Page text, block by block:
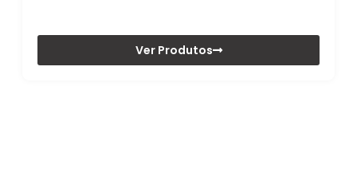
Ver Produtos